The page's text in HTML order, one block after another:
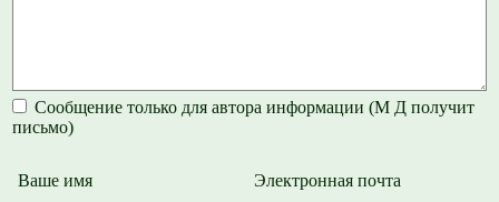
Сообщение только для автора информации (М Д получит
письмо)
Ваше имя Электронная почта